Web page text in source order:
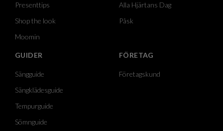
Presenttips
Shop the look
Moomin
Alla Hjärtans Dag
Påsk
GUIDER
Sängguide
Sängklädesguide
Tempurguide
Sömnguide
FÖRETAG
Företagskund